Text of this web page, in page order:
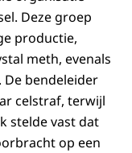
Deze groep
productie,
meth, evenals
De bendeleider
celstraf, terwijl
stelde vast dat
op een